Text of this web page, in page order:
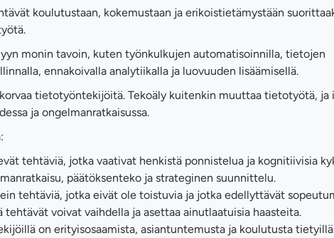
koulutustaan, kokemustaan ja erikoistietämystään
monin tavoin, kuten työnkulkujen automatisoinnilla, tietojen
ennakoivalla analytiikalla ja luovuuden lisäämisellä.
tietotyöntekijöitä. Tekoäly kuitenkin muuttaa tietotyötä, ja
ja ongelmanratkaisussa.
tehtäviä, jotka vaativat henkistä ponnistelua ja kognitiivisia
päätöksenteko ja strateginen suunnittelu.
tehtäviä, jotka eivät ole toistuvia ja jotka edellyttävät
tehtävät voivat vaihdella ja asettaa ainutlaatuisia haasteita.
on erityisosaamista, asiantuntemusta ja koulutusta